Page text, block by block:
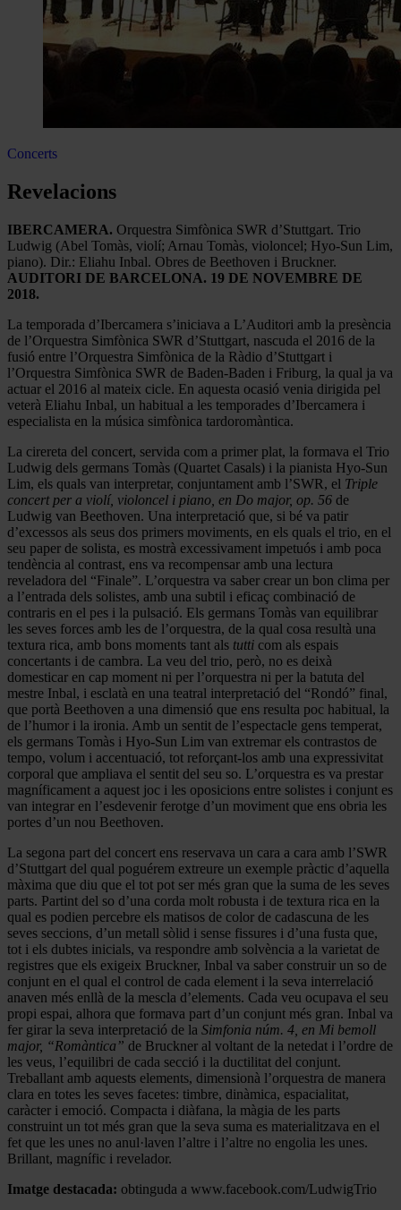
Concerts
Revelacions
IBERCAMERA. Orquestra Simfònica SWR d’Stuttgart. Trio
Ludwig (Abel Tomàs, violí; Arnau Tomàs, violoncel; Hyo-Sun Lim,
piano). Dir.: Eliahu Inbal. Obres de Beethoven i Bruckner.
AUDITORI DE BARCELONA. 19 DE NOVEMBRE DE
2018.
La temporada d’Ibercamera s’iniciava a L’Auditori amb la presència
de l’Orquestra Simfònica SWR d’Stuttgart, nascuda el 2016 de la
fusió entre l’Orquestra Simfònica de la Ràdio d’Stuttgart i
l’Orquestra Simfònica SWR de Baden-Baden i Friburg, la qual ja va
actuar el 2016 al mateix cicle. En aquesta ocasió venia dirigida pel
veterà Eliahu Inbal, un habitual a les temporades d’Ibercamera i
especialista en la música simfònica tardoromàntica.
La cirereta del concert, servida com a primer plat, la formava el Trio
Ludwig dels germans Tomàs (Quartet Casals) i la pianista Hyo-Sun
Lim, els quals van interpretar, conjuntament amb l’SWR, el Triple
concert per a violí, violoncel i piano, en Do major, op. 56 de
Ludwig van Beethoven. Una interpretació que, si bé va patir
d’excessos als seus dos primers moviments, en els quals el trio, en el
seu paper de solista, es mostrà excessivament impetuós i amb poca
tendència al contrast, ens va recompensar amb una lectura
reveladora del “Finale”. L’orquestra va saber crear un bon clima per
a l’entrada dels solistes, amb una subtil i eficaç combinació de
contraris en el pes i la pulsació. Els germans Tomàs van equilibrar
les seves forces amb les de l’orquestra, de la qual cosa resultà una
textura rica, amb bons moments tant als tutti com als espais
concertants i de cambra. La veu del trio, però, no es deixà
domesticar en cap moment ni per l’orquestra ni per la batuta del
mestre Inbal, i esclatà en una teatral interpretació del “Rondó” final,
que portà Beethoven a una dimensió que ens resulta poc habitual, la
de l’humor i la ironia. Amb un sentit de l’espectacle gens temperat,
els germans Tomàs i Hyo-Sun Lim van extremar els contrastos de
tempo, volum i accentuació, tot reforçant-los amb una expressivitat
corporal que ampliava el sentit del seu so. L’orquestra es va prestar
magníficament a aquest joc i les oposicions entre solistes i conjunt es
van integrar en l’esdevenir ferotge d’un moviment que ens obria les
portes d’un nou Beethoven.
La segona part del concert ens reservava un cara a cara amb l’SWR
d’Stuttgart del qual poguérem extreure un exemple pràctic d’aquella
màxima que diu que el tot pot ser més gran que la suma de les seves
parts. Partint del so d’una corda molt robusta i de textura rica en la
qual es podien percebre els matisos de color de cadascuna de les
seves seccions, d’un metall sòlid i sense fissures i d’una fusta que,
tot i els dubtes inicials, va respondre amb solvència a la varietat de
registres que els exigeix Bruckner, Inbal va saber construir un so de
conjunt en el qual el control de cada element i la seva interrelació
anaven més enllà de la mescla d’elements. Cada veu ocupava el seu
propi espai, alhora que formava part d’un conjunt més gran. Inbal va
fer girar la seva interpretació de la Simfonia núm. 4, en Mi bemoll
major, “Romàntica” de Bruckner al voltant de la netedat i l’ordre de
les veus, l’equilibri de cada secció i la ductilitat del conjunt.
Treballant amb aquests elements, dimensionà l’orquestra de manera
clara en totes les seves facetes: timbre, dinàmica, espacialitat,
caràcter i emoció. Compacta i diàfana, la màgia de les parts
construint un tot més gran que la seva suma es materialitzava en el
fet que les unes no anul·laven l’altre i l’altre no engolia les unes.
Brillant, magnífic i revelador.
Imatge destacada: obtinguda a www.facebook.com/LudwigTrio